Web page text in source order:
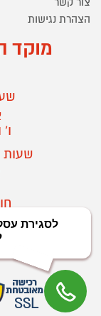
הצהרת נגישות
מוקד
ו'
שעות